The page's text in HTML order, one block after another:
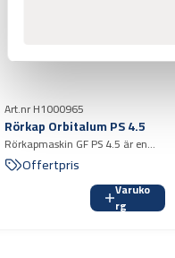
Art.nr H1000965
Rörkap Orbitalum PS 4.5
Rörkapmaskin GF PS 4.5 är en
kompakt och lätt eldriven
rörkapmaskin för kapning av i
första hand tunnväggiga rostfria
Offertpris
Varuko
rg